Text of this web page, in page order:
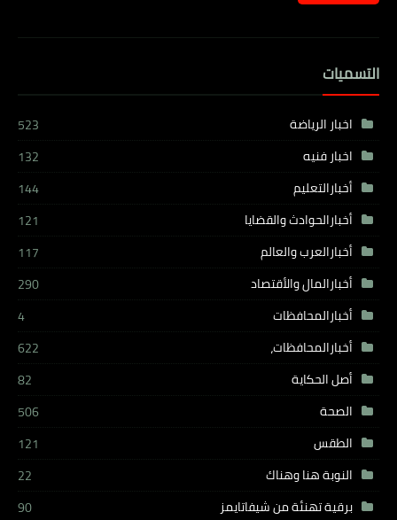
التسميات
اخبار الرياضة
523
اخبار فنيه
132
أخبارالتعليم
144
أخبارالحوادث والقضايا
121
أخبارالعرب والعالم
117
أخبارالمال والأقتصاد
290
أخبارالمحافظات
4
أخبارالمحافظات،
622
أصل الحكاية
82
الصحة
506
الطقس
121
النوبة هنا وهناك
22
برقية تهنئة من شيفاتايمز
90